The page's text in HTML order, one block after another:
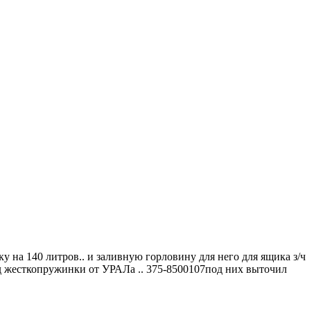
на 140 литров.. и заливную горловину для него для ящика з/ч
от УРАЛа .. 375-8500107под них выточил